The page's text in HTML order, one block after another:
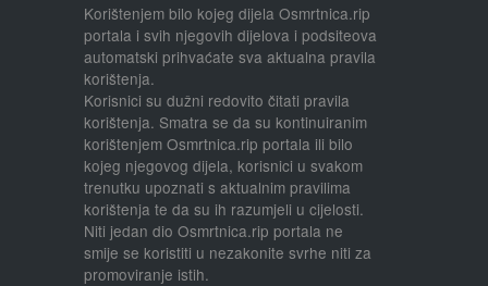
Korištenjem bilo kojeg dijela Osmrtnica.rip
portala i svih njegovih dijelova i podsiteova
automatski prihvaćate sva aktualna pravila
korištenja.
Korisnici su dužni redovito čitati pravila
korištenja. Smatra se da su kontinuiranim
korištenjem Osmrtnica.rip portala ili bilo
kojeg njegovog dijela, korisnici u svakom
trenutku upoznati s aktualnim pravilima
korištenja te da su ih razumjeli u cijelosti.
Niti jedan dio Osmrtnica.rip portala ne
smije se koristiti u nezakonite svrhe niti za
promoviranje istih.